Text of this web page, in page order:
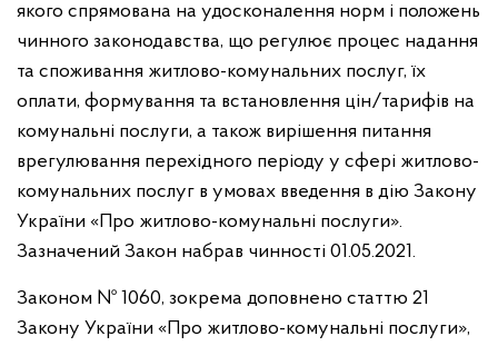
якого спрямована на удосконалення норм і положень
чинного законодавства, що регулює процес надання
та споживання житлово-комунальних послуг, їх
оплати, формування та встановлення цін/тарифів на
комунальні послуги, а також вирішення питання
врегулювання перехідного періоду у сфері житлово-
комунальних послуг в умовах введення в дію Закону
України «Про житлово-комунальні послуги».
Зазначений Закон набрав чинності 01.05.2021.
Законом № 1060, зокрема доповнено статтю 21
Закону України «Про житлово-комунальні послуги»,